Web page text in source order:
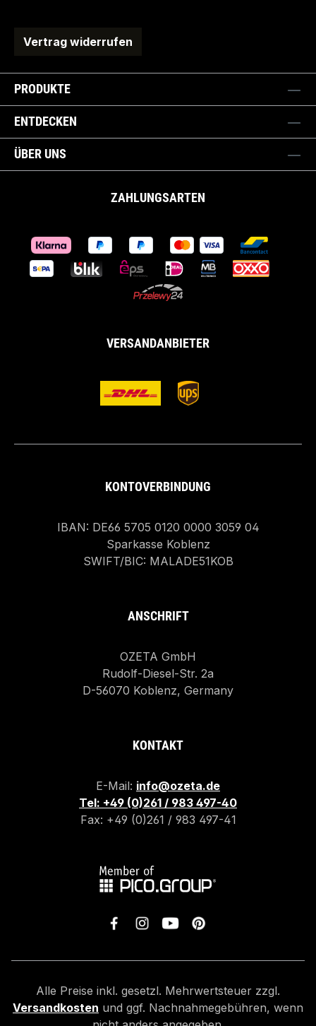
Vertrag widerrufen
PRODUKTE
ENTDECKEN
ÜBER UNS
ZAHLUNGSARTEN
VERSANDANBIETER
KONTOVERBINDUNG
IBAN: DE66 5705 0120 0000 3059 04
Sparkasse Koblenz
SWIFT/BIC: MALADE51KOB
ANSCHRIFT
OZETA GmbH
Rudolf-Diesel-Str. 2a
D-56070 Koblenz, Germany
KONTAKT
E-Mail: info@ozeta.de
Tel: +49 (0)261 / 983 497-40
Fax: +49 (0)261 / 983 497-41
Alle Preise inkl. gesetzl. Mehrwertsteuer zzgl.
Versandkosten und ggf. Nachnahmegebühren, wenn